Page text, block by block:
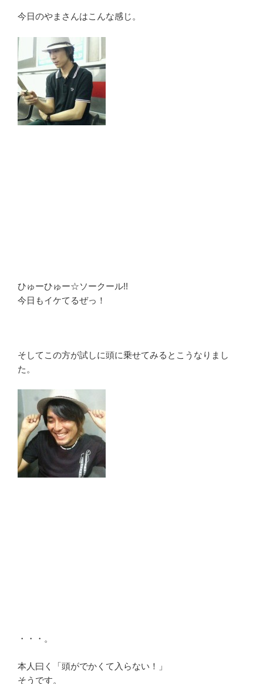
今日のやまさんはこんな感じ。
ひゅーひゅー☆ソークール!!
今日もイケてるぜっ！
そしてこの方が試しに頭に乗せてみるとこうなりまし
た。
・・・。
本人曰く「頭がでかくて入らない！」
そうです。